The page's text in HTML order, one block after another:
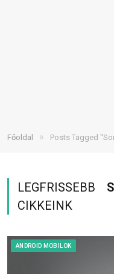
Főoldal » Posts Tagged
LEGFRISSEBB
CIKKEINK
ANDROID MOBILOK